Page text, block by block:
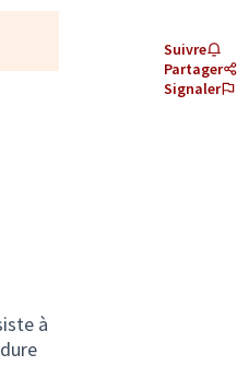
à
Suivre
Partager
Signaler